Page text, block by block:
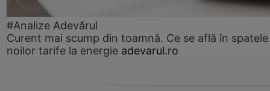
#Analize Adevărul
Curent mai scump din toamnă. Ce se află în spatele
noilor tarife la energie adevarul.ro